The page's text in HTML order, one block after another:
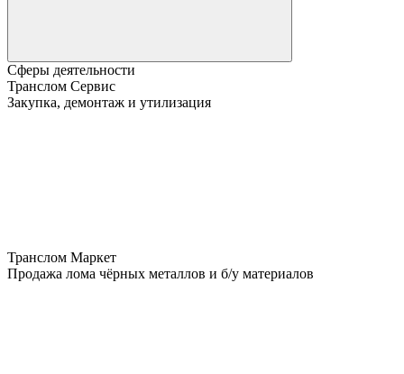
Сферы деятельности
Транслом Сервис
Закупка, демонтаж и утилизация
Транслом Маркет
Продажа лома чёрных металлов и б/у материалов